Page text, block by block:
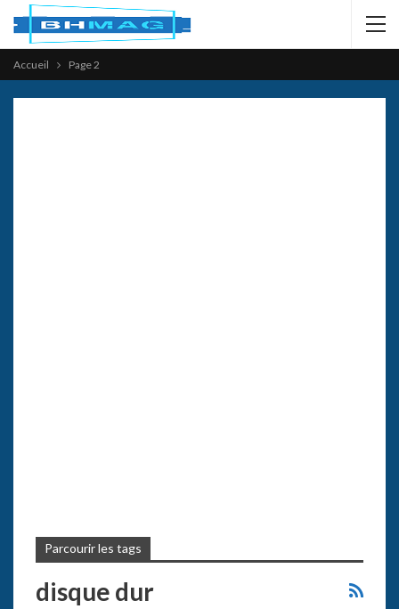
Accueil Page 2
Parcourir les tags
disque dur